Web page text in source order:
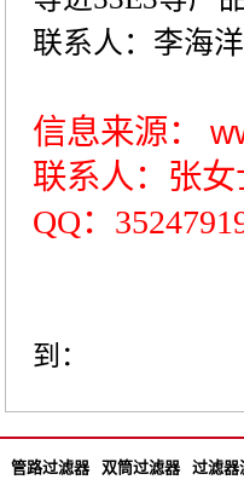
联系人：李海
信息来源：
联系人：张女
QQ：
到：
管路过滤器 双筒过滤器 过滤器